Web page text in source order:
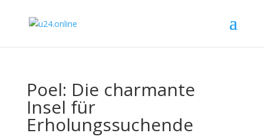
Poel: Die charmante
Insel für
Erholungssuchende